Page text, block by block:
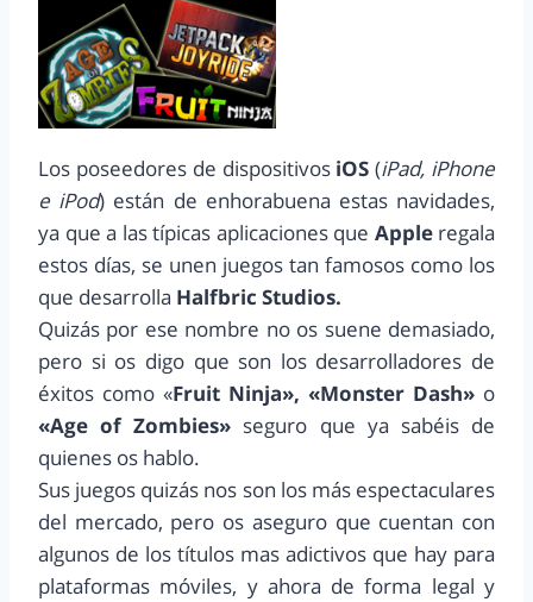
Los poseedores de dispositivos iOS (iPad, iPhone
e iPod) están de enhorabuena estas navidades,
ya que a las típicas aplicaciones que Appleregala
estos días, se unen juegos tan famosos como los
que desarrolla Halfbric Studios.
Quizás por ese nombre no os suene demasiado,
pero si os digo que son los desarrolladores de
éxitos como «Fruit Ninja», «Monster Dash» o
«Age of Zombies» seguro que ya sabéis de
quienes os hablo.
Sus juegos quizás nos son los más espectaculares
del mercado, pero os aseguro que cuentan con
algunos de los títulos mas adictivos que hay para
plataformas móviles, y ahora de forma legal y